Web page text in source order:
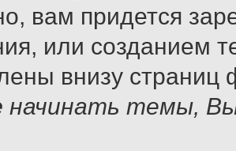
вам придется
или созданием
внизу
начинать темы,